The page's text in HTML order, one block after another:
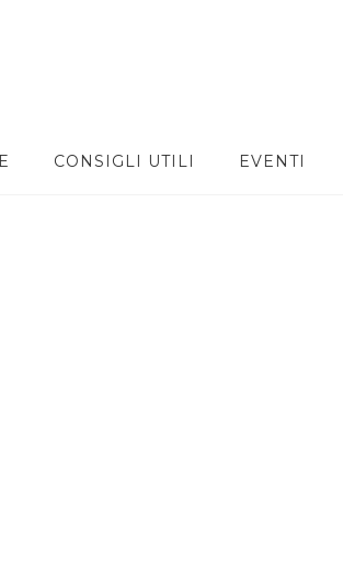
CONSIGLI UTILI EVENTI